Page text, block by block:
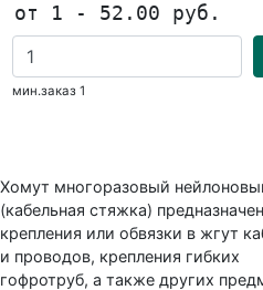
от 1 - 52.00 руб.
мин.заказ 1
Хомут многоразовый
(кабельная стяжка)
крепления или обвязки в жгут
и проводов, крепления гибких
гофротруб, а также других